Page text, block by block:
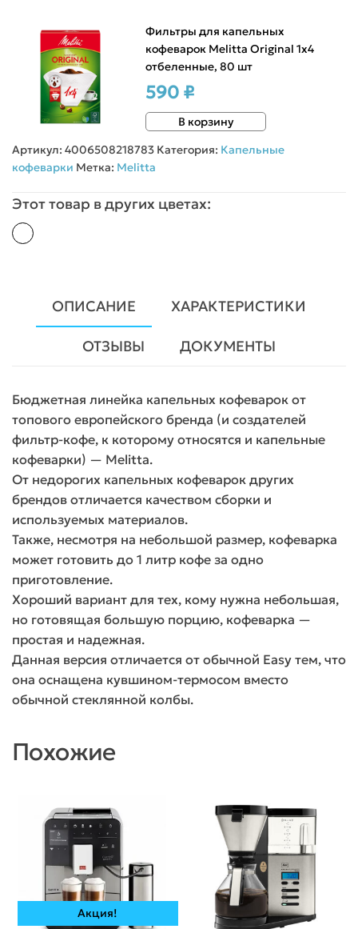
Фильтры для капельных
кофеварок Melitta Original 1х4
отбеленные, 80 шт
590 ₽
В корзину
Артикул: 4006508218783 Категория: Капельные
кофеварки Метка: Melitta
Этот товар в других цветах:
ОПИСАНИЕ ХАРАКТЕРИСТИКИ
ОТЗЫВЫ ДОКУМЕНТЫ
Бюджетная линейка капельных кофеварок от
топового европейского бренда (и создателей
фильтр-кофе, к которому относятся и капельные
кофеварки) — Melitta.
От недорогих капельных кофеварок других
брендов отличается качеством сборки и
используемых материалов.
Также, несмотря на небольшой размер, кофеварка
может готовить до 1 литр кофе за одно
приготовление.
Хороший вариант для тех, кому нужна небольшая,
но готовящая большую порцию, кофеварка —
простая и надежная.
Данная версия отличается от обычной Easy тем, что
она оснащена кувшином-термосом вместо
обычной стеклянной колбы.
Похожие
Акция!